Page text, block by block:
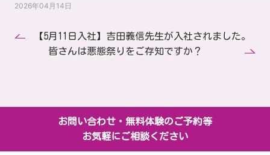
2026年04月14日
【5月11日入社】吉田義信先生が入社されました。
皆さんは悪態祭りをご存知ですか？
お問い合わせ・無料体験のご予約等
お気軽にご相談ください